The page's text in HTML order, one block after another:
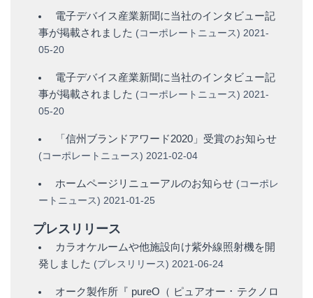
電子デバイス産業新聞に当社のインタビュー記
事が掲載されました (コーポレートニュース) 2021-
05-20
電子デバイス産業新聞に当社のインタビュー記
事が掲載されました (コーポレートニュース) 2021-
05-20
「信州ブランドアワード2020」受賞のお知らせ
(コーポレートニュース) 2021-02-04
ホームページリニューアルのお知らせ (コーポレ
ートニュース) 2021-01-25
プレスリリース
カラオケルームや他施設向け紫外線照射機を開
発しました (プレスリリース) 2021-06-24
オーク製作所『 pureO（ ピュアオー ･ テクノロ